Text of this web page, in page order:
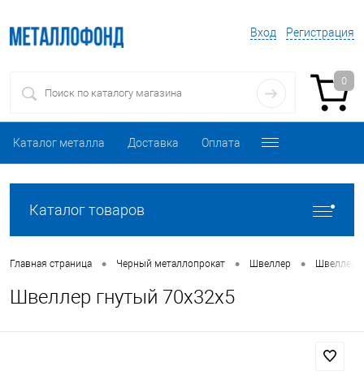
Вход Регистрация
0
Каталог металла Доставка Оплата
Каталог товаров
Главная страница • Черный металлопрокат • Швеллер • Швеллер
Швеллер гнутый 70х32х5